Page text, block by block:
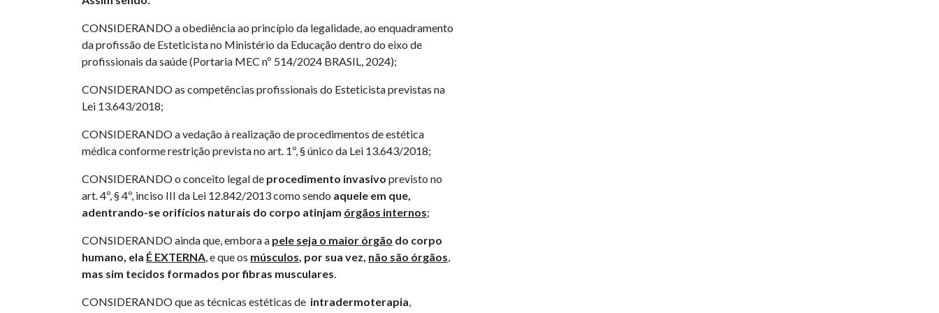
CONSIDERANDO a obediência ao princípio da legalidade, ao enquadramento
da profissão de Esteticista no Ministério da Educação dentro do eixo de
profissionais da saúde (Portaria MEC nº 514/2024 BRASIL, 2024);
CONSIDERANDO as competências profissionais do Esteticista previstas na
Lei 13.643/2018;
CONSIDERANDO a vedação à realização de procedimentos de estética
médica conforme restrição prevista no art. 1º, § único da Lei 13.643/2018;
CONSIDERANDO o conceito legal de procedimento invasivo previsto no
art. 4º, § 4º, inciso III da Lei 12.842/2013 como sendo aquele em que,
adentrando-se orifícios naturais do corpo atinjam órgãos internos;
CONSIDERANDO ainda que, embora a pele seja o maior órgão do corpo
humano, ela É EXTERNA, e que os músculos, por sua vez, não são órgãos,
mas sim tecidos formados por fibras musculares.
CONSIDERANDO que as técnicas estéticas de intradermoterapia,